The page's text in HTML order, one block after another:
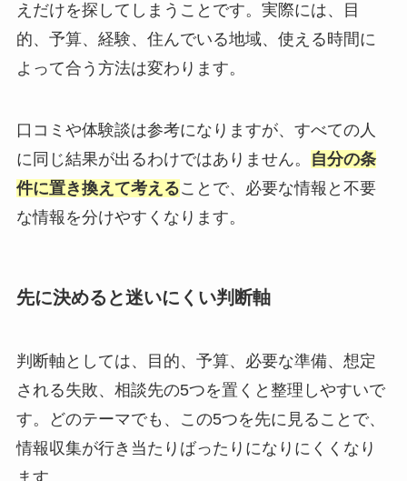
えだけを探してしまうことです。実際には、目
的、予算、経験、住んでいる地域、使える時間に
よって合う方法は変わります。
口コミや体験談は参考になりますが、すべての人
に同じ結果が出るわけではありません。
自分の条
件に置き換えて考えることで、必要な情報と不要
な情報を分けやすくなります。
先に決めると迷いにくい判断軸
判断軸としては、目的、予算、必要な準備、想定
される失敗、相談先の5つを置くと整理しやすいで
す。どのテーマでも、この5つを先に見ることで、
情報収集が行き当たりばったりになりにくくなり
ます。